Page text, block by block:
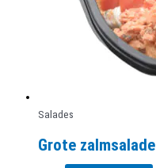
Salades
Grote zalmsalade